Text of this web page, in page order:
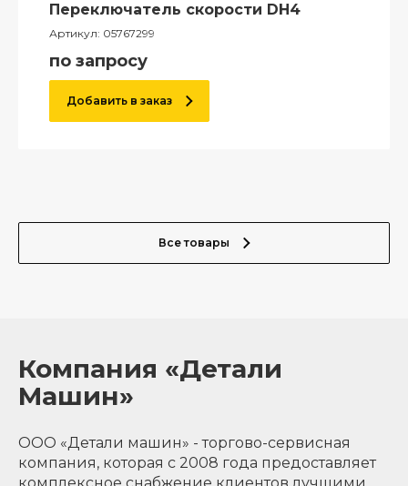
Переключатель скорости DH4
Артикул: 05767299
по запросу
Добавить в заказ
Все товары
Компания «Детали
Машин»
ООО «Детали машин» - торгово-сервисная
компания, которая с 2008 года предоставляет